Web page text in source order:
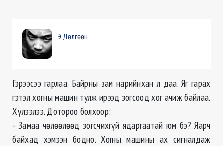
Э.Дөлгөөн
Гэрээсээ гарлаа. Байрны зам нарийнхан л даа. Яг гарах
гэтэл хогны машин тулж ирээд зогсоод хог ачиж байлаа.
Хүлээлээ. Дотороо болхоор:
- Замаа чөлөөлөөд зогсчихгүй ядаргаатай юм бэ? Яарч
байхад хэмээн бодно. Хогны машины ах сигналдаж